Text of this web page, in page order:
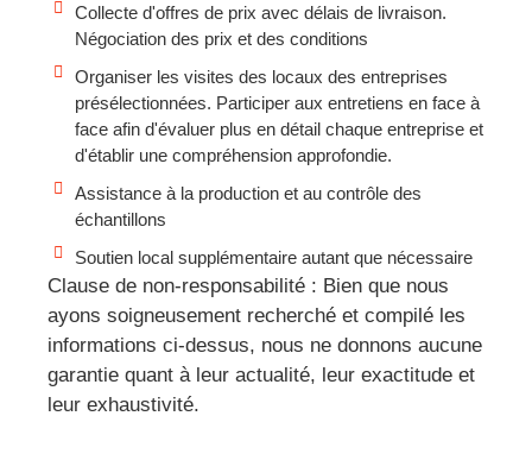
Collecte d'offres de prix avec délais de livraison.
Négociation des prix et des conditions
Organiser les visites des locaux des entreprises
présélectionnées. Participer aux entretiens en face à
face afin d'évaluer plus en détail chaque entreprise et
d'établir une compréhension approfondie.
Assistance à la production et au contrôle des
échantillons
Soutien local supplémentaire autant que nécessaire
Clause de non-responsabilité : Bien que nous
ayons soigneusement recherché et compilé les
informations ci-dessus, nous ne donnons aucune
garantie quant à leur actualité, leur exactitude et
leur exhaustivité.